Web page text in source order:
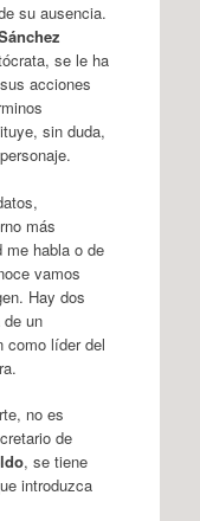
su ausencia.
se le ha
acciones
sin duda,
más
me habla o de
vamos
Hay dos
un
como líder del
no es
de
, se tiene
introduzca